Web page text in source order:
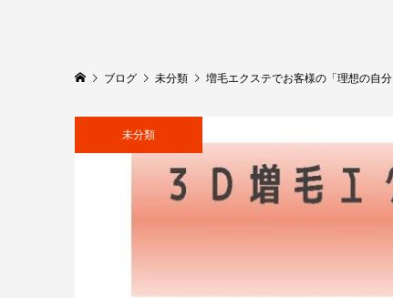
ブログ 未分類 増毛エクステでお客様の「理想の自
未分類